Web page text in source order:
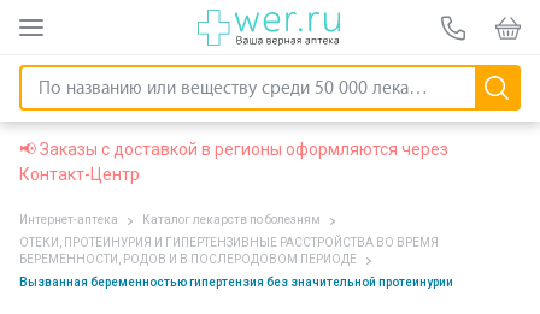
📢 Заказы с доставкой в регионы оформляются через
Контакт-Центр
Интернет-аптека
Каталог лекарств по болезням
ОТЕКИ, ПРОТЕИНУРИЯ И ГИПЕРТЕНЗИВНЫЕ РАССТРОЙСТВА ВО ВРЕМЯ
БЕРЕМЕННОСТИ, РОДОВ И В ПОСЛЕРОДОВОМ ПЕРИОДЕ
Вызванная беременностью гипертензия без значительной протеинурии